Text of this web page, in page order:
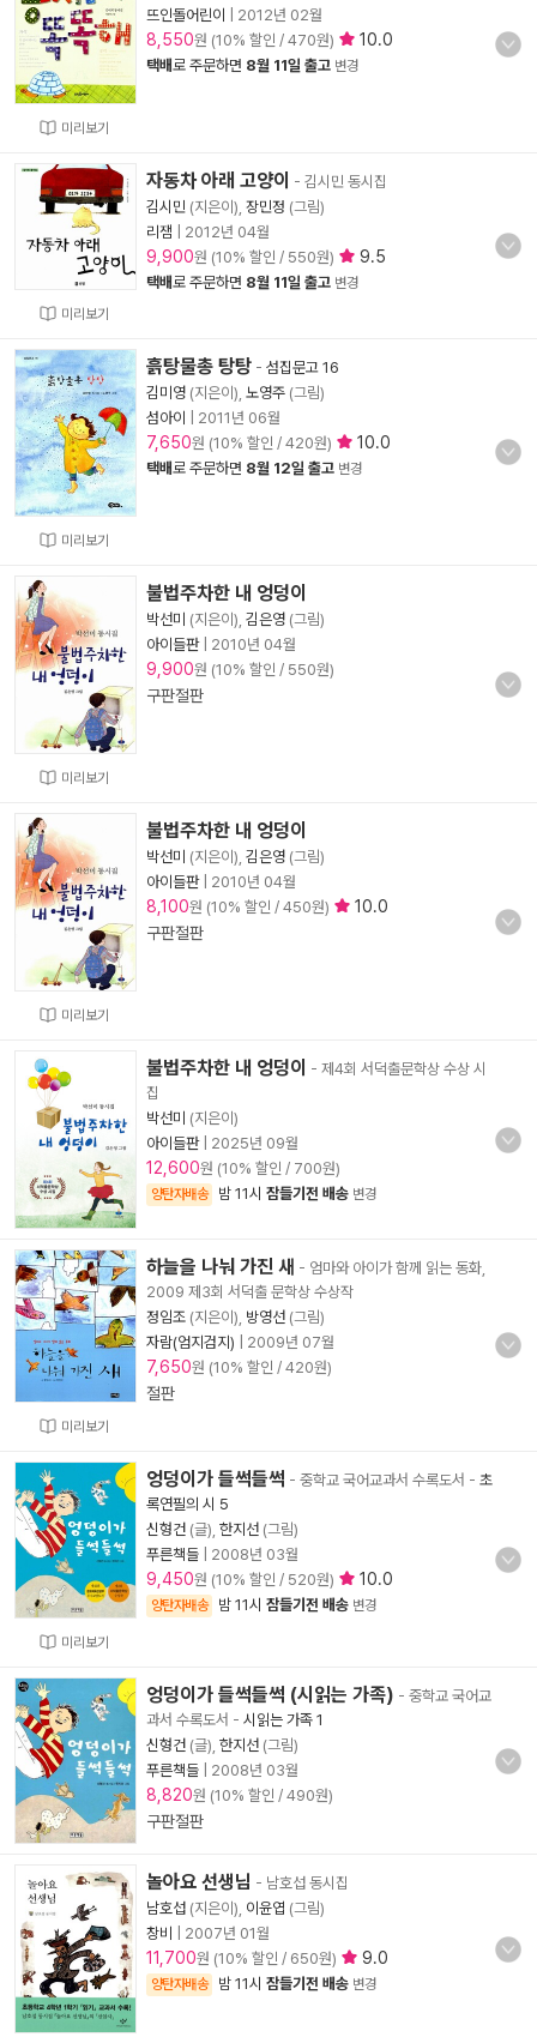
미리보기
뜨인돌어린이
2012년 02월
8,550원 (10% 할인 / 470원) 10.0
택배로 주문하면 8월 11일 출고 변경
미리보기
자동차 아래 고양이 - 김시민 동시집
김시민 (지은이), 장민정 (그림)
리잼
2012년 04월
9,900원 (10% 할인 / 550원) 9.5
택배로 주문하면 8월 11일 출고 변경
미리보기
흙탕물총 탕탕 - 섬집문고 16
김미영 (지은이), 노영주 (그림)
섬아이
2011년 06월
7,650원 (10% 할인 / 420원) 10.0
택배로 주문하면 8월 12일 출고 변경
미리보기
불법주차한 내 엉덩이
박선미 (지은이), 김은영 (그림)
아이들판| 2010년 04월
9,900원 (10% 할인 / 550원)
구판절판
미리보기
불법주차한 내 엉덩이
박선미 (지은이), 김은영 (그림)
아이들판| 2010년 04월
8,100원 (10% 할인 / 450원)
10.0
구판절판
불법주차한 내 엉덩이 - 제4회 서덕출문학상 수상 시
집
박선미 (지은이)
아이들판| 2025년 09월
12,600원 (10% 할인 / 700원)
양탄자배송 밤 11시 잠들기전 배송 변경
미리보기
하늘을 나눠 가진 새 - 엄마와 아이가 함께 읽는 동화,
2009 제3회 서덕출 문학상 수상작
정임조 (지은이), 방영선 (그림)
자람(엄지검지)
2009년 07월
7,650원 (10% 할인 / 420원)
절판
미리보기
엉덩이가 들썩들썩 - 중학교 국어교과서 수록도서 - 초
록연필의 시 5
신형건 (글), 한지선 (그림)
푸른책들
2008년 03월
9,450원 (10% 할인 / 520원) 10.0
양탄자배송 밤 11시 잠들기전 배송 변경
엉덩이가 들썩들썩 (시읽는 가족) - 중학교 국어교
과서 수록도서 - 시읽는 가족 1
신형건 (글), 한지선 (그림)
푸른책들
2008년 03월
8,820원 (10% 할인 / 490원)
구판절판
놀아요 선생님 - 남호섭 동시집
남호섭 (지은이), 이윤엽 (그림)
창비
2007년 01월
11,700원 (10% 할인 / 650원) 9.0
양탄자배송 밤 11시 잠들기전 배송 변경